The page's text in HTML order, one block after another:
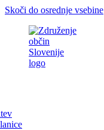
Skoči do osrednje vsebine